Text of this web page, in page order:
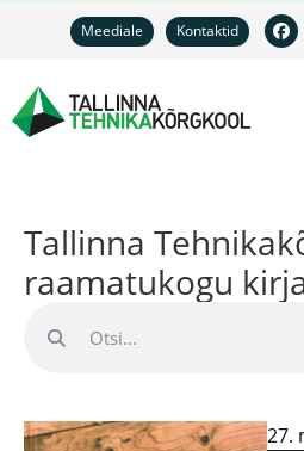
Meediale Kontaktid
Tallinna
raamatukogu
27.